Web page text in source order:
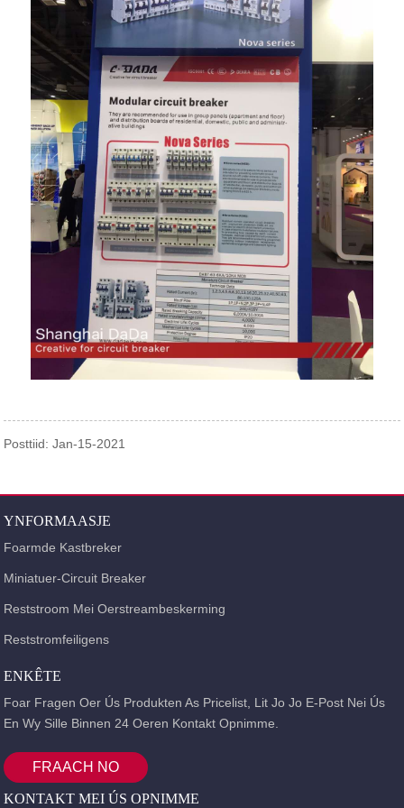
Posttiid: Jan-15-2021
YNFORMAASJE
Foarmde Kastbreker
Miniatuer-Circuit Breaker
Reststroom Mei Oerstreambeskerming
Reststromfeiligens
ENKÊTE
Foar Fragen Oer Ús Produkten As Pricelist, Lit Jo Jo E-Post Nei Ús
En Wy Sille Binnen 24 Oeren Kontakt Opnimme.
FRAACH NO
KONTAKT MEI ÚS OPNIMME